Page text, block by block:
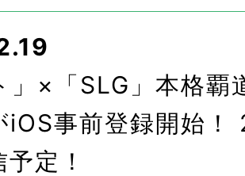
」×「SLG」本格
iOS事前登録開始
定！